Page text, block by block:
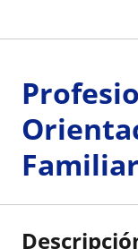
Familiar